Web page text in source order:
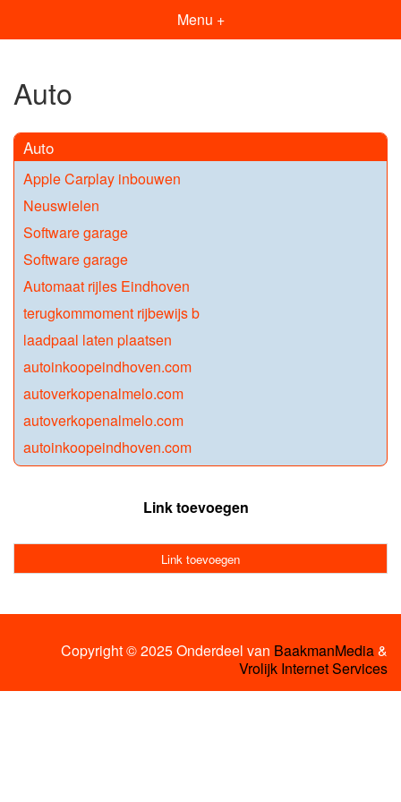
Menu +
Auto
Auto
Apple Carplay inbouwen
Neuswielen
Software garage
Software garage
Automaat rijles Eindhoven
terugkommoment rijbewijs b
laadpaal laten plaatsen
autoinkoopeindhoven.com
autoverkopenalmelo.com
autoverkopenalmelo.com
autoinkoopeindhoven.com
Link toevoegen
Link toevoegen
Copyright © 2025 Onderdeel van BaakmanMedia&
Vrolijk Internet Services